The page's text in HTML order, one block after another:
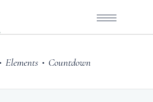
• Elements • Countdown